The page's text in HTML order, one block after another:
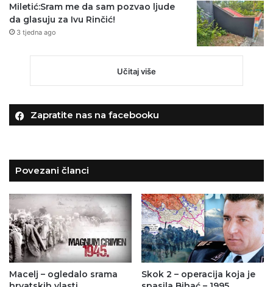
Miletić:Sram me da sam pozvao ljude
da glasuju za Ivu Rinčić!
3 tjedna ago
Učitaj više
Zapratite nas na facebooku
Povezani članci
Macelj – ogledalo srama
Skok 2 – operacija koja je